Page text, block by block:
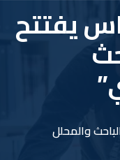
يفتتح
والمحلل